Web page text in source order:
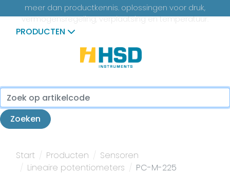
meer dan productkennis. oplossingen voor druk,
vermogensregeling, verplaatsing en temperatuur.
PRODUCTEN
...
Zoeken
Start Producten
Sensoren
Lineaire potentiometers
PC-M-225